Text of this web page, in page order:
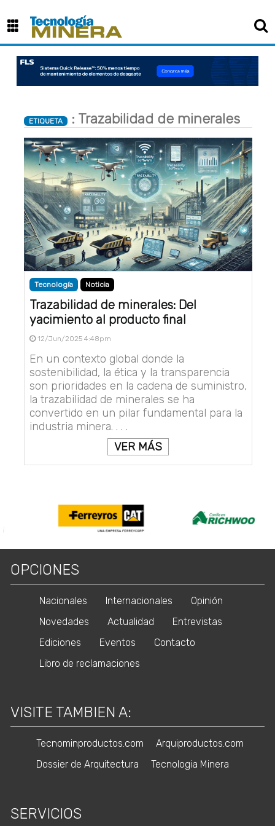
ETIQUETA : Trazabilidad de minerales
Tecnología Noticia
Trazabilidad de minerales: Del
yacimiento al producto final
12/Jun/2025 4:48pm
En un contexto global donde la
sostenibilidad, la ética y la transparencia
son prioridades en la cadena de suministro,
la trazabilidad de minerales se ha
convertido en un pilar fundamental para la
industria minera. . . .
VER MÁS
OPCIONES
Nacionales Internacionales
Opinión
Novedades
Actualidad
Entrevistas
Ediciones
Eventos
Contacto
Libro de reclamaciones
VISITE TAMBIEN A:
Tecnominproductos.com
Arquiproductos.com
Dossier de Arquitectura
Tecnologia Minera
SERVICIOS